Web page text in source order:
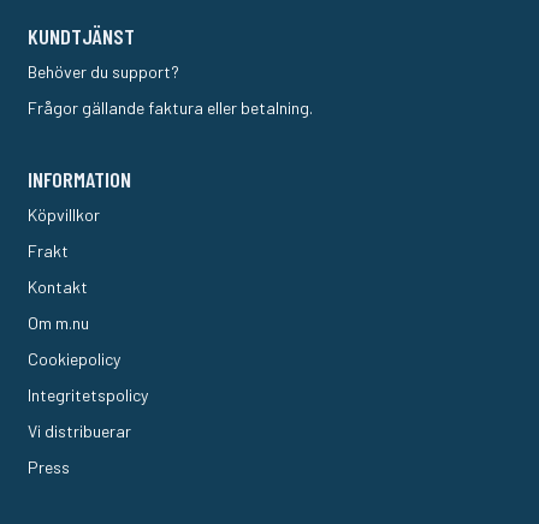
KUNDTJÄNST
Behöver du support?
Frågor gällande faktura eller betalning.
INFORMATION
Köpvillkor
Frakt
Kontakt
Om m.nu
Cookiepolicy
Integritetspolicy
Vi distribuerar
Press